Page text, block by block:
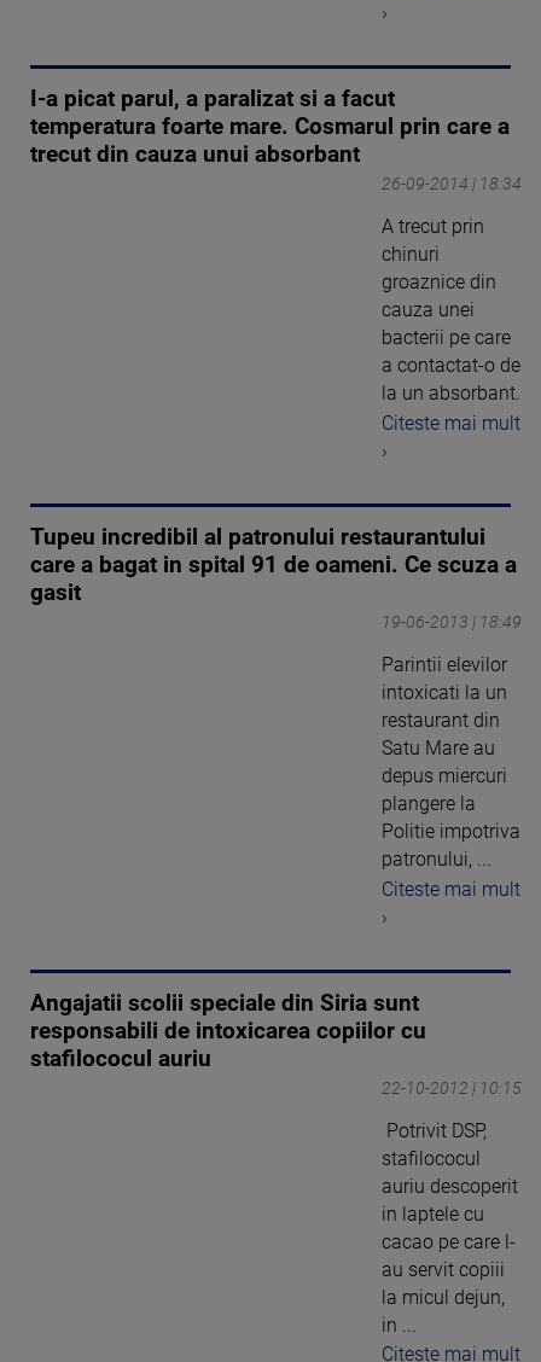
›
I-a picat parul, a paralizat si a facut
temperatura foarte mare. Cosmarul prin care a
trecut din cauza unui absorbant
26-09-2014 | 18:34
A trecut prin
chinuri
groaznice din
cauza unei
bacterii pe care
a contactat-o de
la un absorbant.
Citeste mai mult
›
Tupeu incredibil al patronului restaurantului
care a bagat in spital 91 de oameni. Ce scuza a
gasit
19-06-2013 | 18:49
Parintii elevilor
intoxicati la un
restaurant din
Satu Mare au
depus miercuri
plangere la
Politie impotriva
patronului, ...
Citeste mai mult
›
Angajatii scolii speciale din Siria sunt
responsabili de intoxicarea copiilor cu
stafilococul auriu
22-10-2012 | 10:15
Potrivit DSP,
stafilococul
auriu descoperit
in laptele cu
cacao pe care l-
au servit copiii
la micul dejun,
in ...
Citeste mai mult